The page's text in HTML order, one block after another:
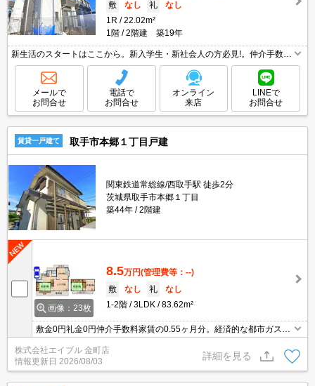
敷
なし 礼
なし
1R
22.02m²
1階
2階建 築19年
新生活のスタートはここから。新入学生・新社会人の方必見!。仲介手数料
家賃の55%。角部屋。閑静な住宅街。自社管理物件。礼金0・敷金0。引越
指定業者あり。クレジットで家賃支払可。
メールで
お問合せ
電話で
お問合せ
オンライン
来店
LINEで
お問合せ
賃貸一戸建て 取手市本郷１丁目戸建
関東鉄道常総線/西取手駅 徒歩2分
茨城県取手市本郷１丁目
築44年
2階建
画像：23枚
8.5万円(管理費等：--)
敷
なし 礼
なし
1-2階
3LDK 83.62m²
敷金0円礼金0円仲介手数料家賃の0.55ヶ月分。経済的な都市ガス使
用。駐車場1台分無料。駐車場は普通車まで。ペット応相談。現地
待ち合わせ、物件ご案内可能。初期費用16.5万以内。家賃1ヶ月分
無料。
株式会社エイブル 金町店
情報更新日 2026/08/03
詳細を見る